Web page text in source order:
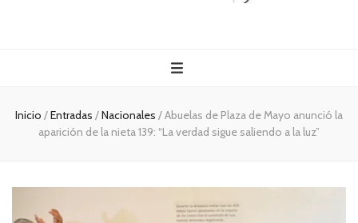
Todo es
(rosca)
política
Inicio /Entradas /Nacionales /Abuelas de Plaza de Mayo anunció la
aparición de la nieta 139: “La verdad sigue saliendo a la luz”